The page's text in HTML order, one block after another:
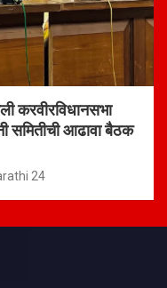
करवीरविधानसभा
समितीची आढावा बैठक
24